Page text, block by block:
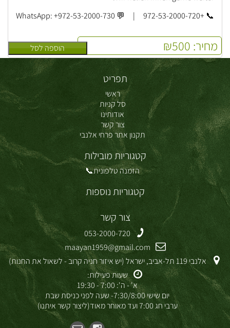
📞 +972-53-2000-720 | 💬 WhatsApp: +972-53-2000-730
מחיר: ₪500 הוספה לסל
תפריט
ראשי
סל קניות
אודותינו
צור קשר
תקנון אתר פרחי אלנבי
קטגוריות מובילות
הזמנה טלפונית📞
קטגוריות נוספות
צור קשר
053-2000-720
maayan1959@gmail.com
אלנבי 119 תל-אביב, ישראל (יש איזור חניה קרוב - לשאול את החנות)
שעות פעילות:
א' - ה': 7:00 - 19:30
יום שישי 7:30/8:00- שעה לפני כניסת שבת
ערבי חג 7:00 ועד מאוחר מאוד(ליצור קשר איתנו)